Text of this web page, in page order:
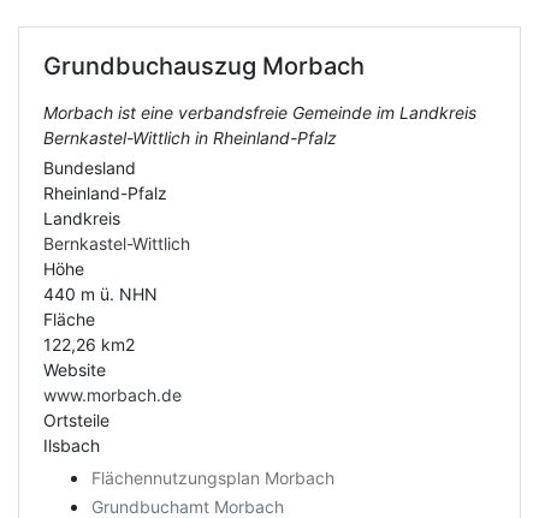
Grundbuchauszug Morbach
Morbach ist eine verbandsfreie Gemeinde im Landkreis
Bernkastel-Wittlich in Rheinland-Pfalz
Bundesland
Rheinland-Pfalz
Landkreis
Bernkastel-Wittlich
Höhe
440 m ü. NHN
Fläche
122,26 km2
Website
www.morbach.de
Ortsteile
Ilsbach
Flächennutzungsplan Morbach
Grundbuchamt Morbach